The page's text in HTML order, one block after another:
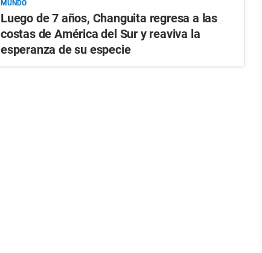
MUNDO
Luego de 7 años, Changuita regresa a las
costas de América del Sur y reaviva la
esperanza de su especie